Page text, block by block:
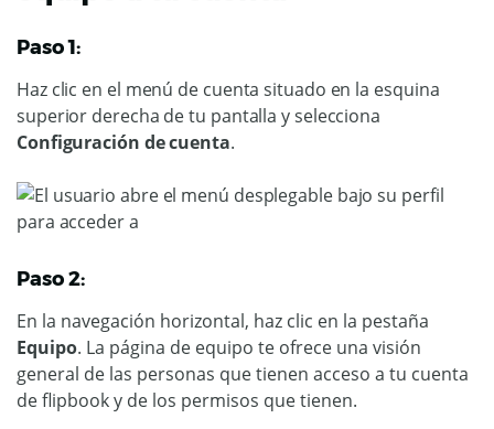
Paso 1:
Haz clic en el menú de cuenta situado en la esquina
superior derecha de tu pantalla y selecciona
Configuración de cuenta.
Paso 2:
En la navegación horizontal, haz clic en la pestaña
Equipo. La página de equipo te ofrece una visión
general de las personas que tienen acceso a tu cuenta
de flipbook y de los permisos que tienen.